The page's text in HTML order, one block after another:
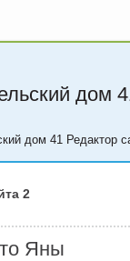
дом
дом 41 Редактор
2
Яны